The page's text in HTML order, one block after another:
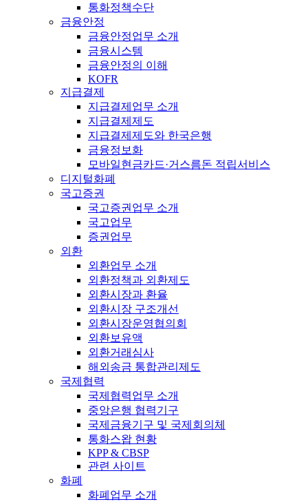
통화정책수단
금융안정
금융안정업무 소개
금융시스템
금융안정의 이해
KOFR
지급결제
지급결제업무 소개
지급결제제도
지급결제제도와 한국은행
금융정보화
모바일현금카드·거스름돈 적립서비스
디지털화폐
국고증권
국고증권업무 소개
국고업무
증권업무
외환
외환업무 소개
외환정책과 외환제도
외환시장과 환율
외환시장 구조개선
외환시장운영협의회
외환보유액
외환거래심사
해외송금 통합관리제도
국제협력
국제협력업무 소개
중앙은행 협력기구
국제금융기구 및 국제회의체
통화스왑 현황
KPP & CBSP
관련 사이트
화폐
화폐업무 소개